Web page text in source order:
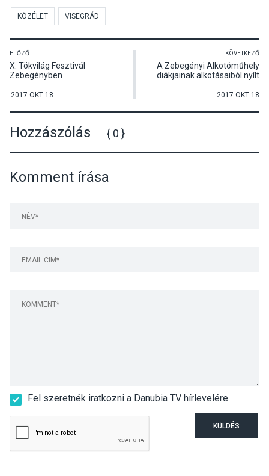
KÖZÉLET VISEGRÁD
ELŐZŐ
X. Tökvilág Fesztivál
Zebegényben
2017 OKT 18
KÖVETKEZŐ
A Zebegényi Alkotóműhely
diákjainak alkotásaiból nyílt
településen
2017 OKT 18
Hozzászólás { 0 }
Komment írása
Fel szeretnék iratkozni a Danubia TV hírlevelére
KÜLDÉS